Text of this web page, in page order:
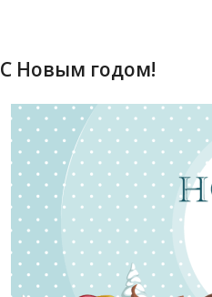
С Новым годом!